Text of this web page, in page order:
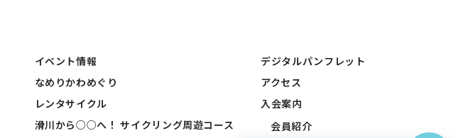
イベント情報
なめりかわめぐり
レンタサイクル
滑川から○○へ！ サイクリング周遊コース
デジタルパンフレット
アクセス
入会案内
会員紹介